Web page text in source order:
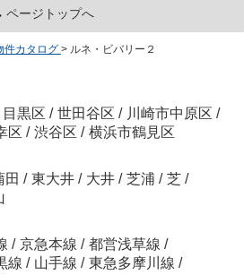
ページトップへ
件カタログ > ルネ・ビバリー２
目黒区 / 世田谷区 / 川崎市中原区 /
区 / 渋谷区 / 横浜市鶴見区
田 / 東大井 / 大井 / 芝浦 / 芝 /
/ 京急本線 / 都営浅草線 /
線 / 山手線 / 東急多摩川線 /